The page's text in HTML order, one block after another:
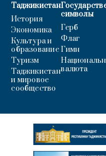
Таджикистан
История
Экономика
Культура и
образование
Туризм
Таджикистан
и мировое
сообщество
символы
Герб
Флаг
Гимн
валюта